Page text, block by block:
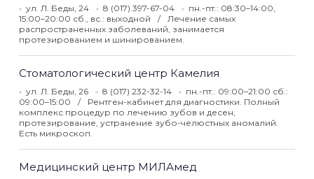
ул. Л. Беды, 24 8 (017) 397-67-04
пн.-пт.: 08:30–14:00,
15:00–20:00 сб., вс.: выходной
Лечение самых
распространенных заболеваний, занимается
протезированием и шинированием.
Стоматологический центр Камелия
ул. Л. Беды, 26 8 (017) 232-32-14
пн.-пт.: 09:00–21:00 сб.:
09:00–15:00
Рентген-кабинет для диагностики. Полный
комплекс процедур по лечению зубов и десен,
протезирование, устранение зубо-челюстных аномалий.
Есть микроскоп.
Медицинский центр МИЛАмед